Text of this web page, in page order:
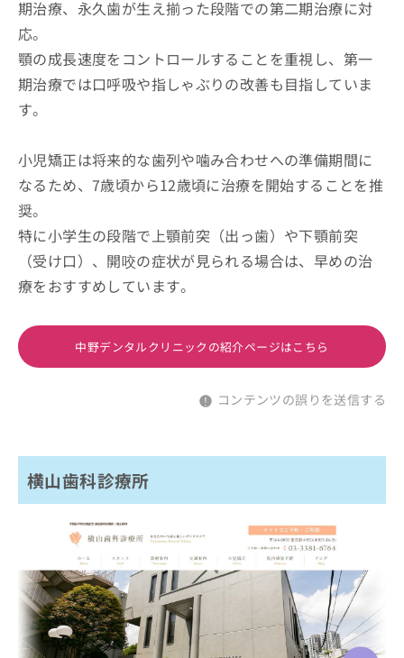
期治療、永久歯が生え揃った段階での第二期治療に対
応。
顎の成長速度をコントロールすることを重視し、第一
期治療では口呼吸や指しゃぶりの改善も目指していま
す。
小児矯正は将来的な歯列や噛み合わせへの準備期間に
なるため、7歳頃から12歳頃に治療を開始することを推
奨。
特に小学生の段階で上顎前突（出っ歯）や下顎前突
（受け口）、開咬の症状が見られる場合は、早めの治
療をおすすめしています。
中野デンタルクリニックの紹介ページはこちら
コンテンツの誤りを送信する
横山歯科診療所